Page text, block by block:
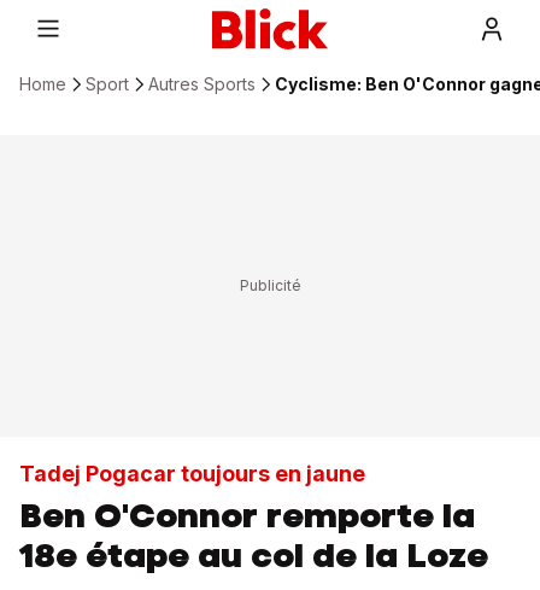
Home Sport Autres Sports Cyclisme: Ben O'Connor
Tadej Pogacar toujours en jaune
Ben O'Connor remporte la
18e étape au col de la Loze